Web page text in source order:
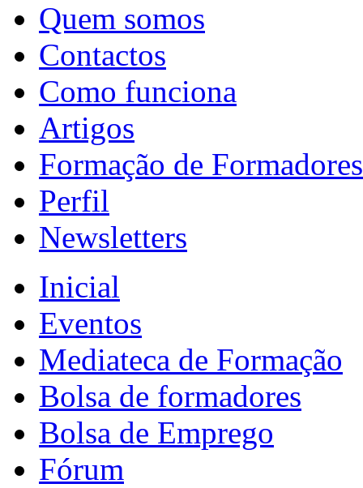
Quem somos
Contactos
Como funciona
Artigos
Formação de Formadores
Perfil
Newsletters
Inicial
Eventos
Mediateca de Formação
Bolsa de formadores
Bolsa de Emprego
Fórum